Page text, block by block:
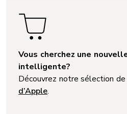
Vous cherchez une
intelligente?
Découvrez notre sélection de
d’Apple.